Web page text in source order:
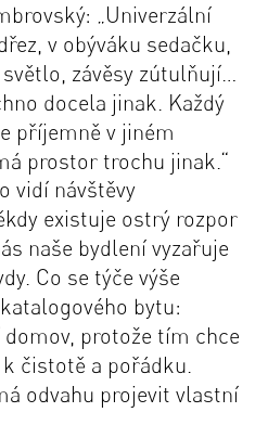
„Univerzální
v obýváku sedačku,
závěsy zútulňují…
docela jinak. Každý
příjemně v jiném
prostor trochu jinak.“
vidí návštěvy
existuje ostrý rozpor
naše bydlení vyzařuje
Co se týče výše
bytu:
protože tím chce
čistotě a pořádku.
odvahu projevit vlastní